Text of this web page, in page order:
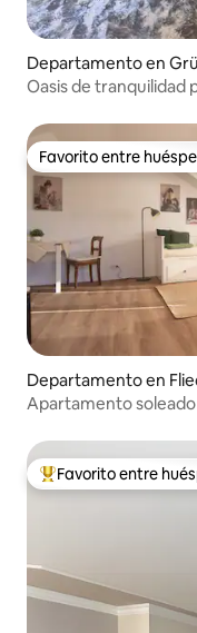
Departamento en
Oasis de tranquilidad
Favorito entre
Favorito entre
Departamento en
Apartamento soleado
De los mejores en
Favorito entre